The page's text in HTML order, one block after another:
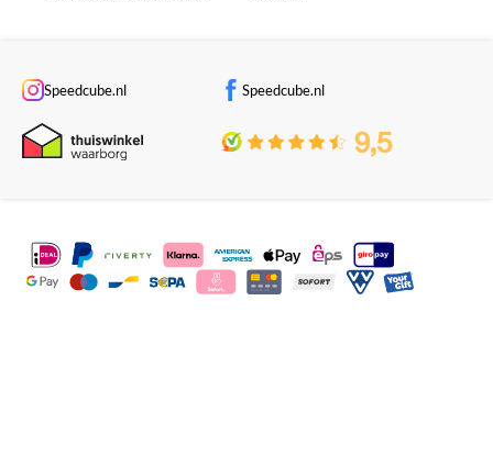
Speedcube.nl Speedcube.nl